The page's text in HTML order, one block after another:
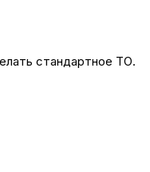
стандартное ТО.